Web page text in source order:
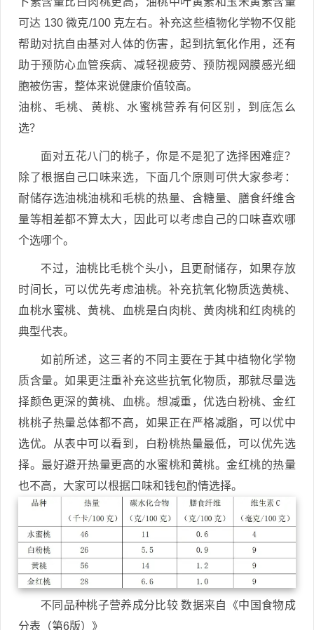
可达 130 微克/100 克左右。补充这些植物化学物不仅能
帮助对抗自由基对人体的伤害，起到抗氧化作用，还有
助于预防心血管疾病、减轻视疲劳、预防视网膜感光细
胞被伤害，整体来说健康价值较高。
油桃、毛桃、黄桃、水蜜桃营养有何区别，到底怎么
选？
面对五花八门的桃子，你是不是犯了选择困难症？
除了根据自己口味来选，下面几个原则可供大家参考：
耐储存选油桃油桃和毛桃的热量、含糖量、膳食纤维含
量等相差都不算太大，因此可以考虑自己的口味喜欢哪
个选哪个。
不过，油桃比毛桃个头小，且更耐储存，如果存放
时间长，可以优先考虑油桃。补充抗氧化物质选黄桃、
血桃水蜜桃、黄桃、血桃是白肉桃、黄肉桃和红肉桃的
典型代表。
如前所述，这三者的不同主要在于其中植物化学物
质含量。如果更注重补充这些抗氧化物质，那就尽量选
择颜色更深的黄桃、血桃。想减重，优选白粉桃、金红
桃桃子热量总体都不高，如果正在严格减脂，可以优中
选优。从表中可以看到，白粉桃热量最低，可以优先选
择。最好避开热量更高的水蜜桃和黄桃。金红桃的热量
也不高，大家可以根据口味和钱包酌情选择。
不同品种桃子营养成分比较 数据来自《中国食物成
分表（第6版）》